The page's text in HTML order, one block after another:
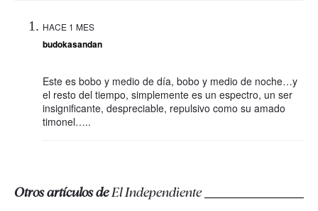
HACE 1 MES
budokasandan
Este es bobo y medio de día, bobo y medio de noche…y
el resto del tiempo, simplemente es un espectro, un ser
insignificante, despreciable, repulsivo como su amado
timonel…..
Otros artículos deEl Independiente